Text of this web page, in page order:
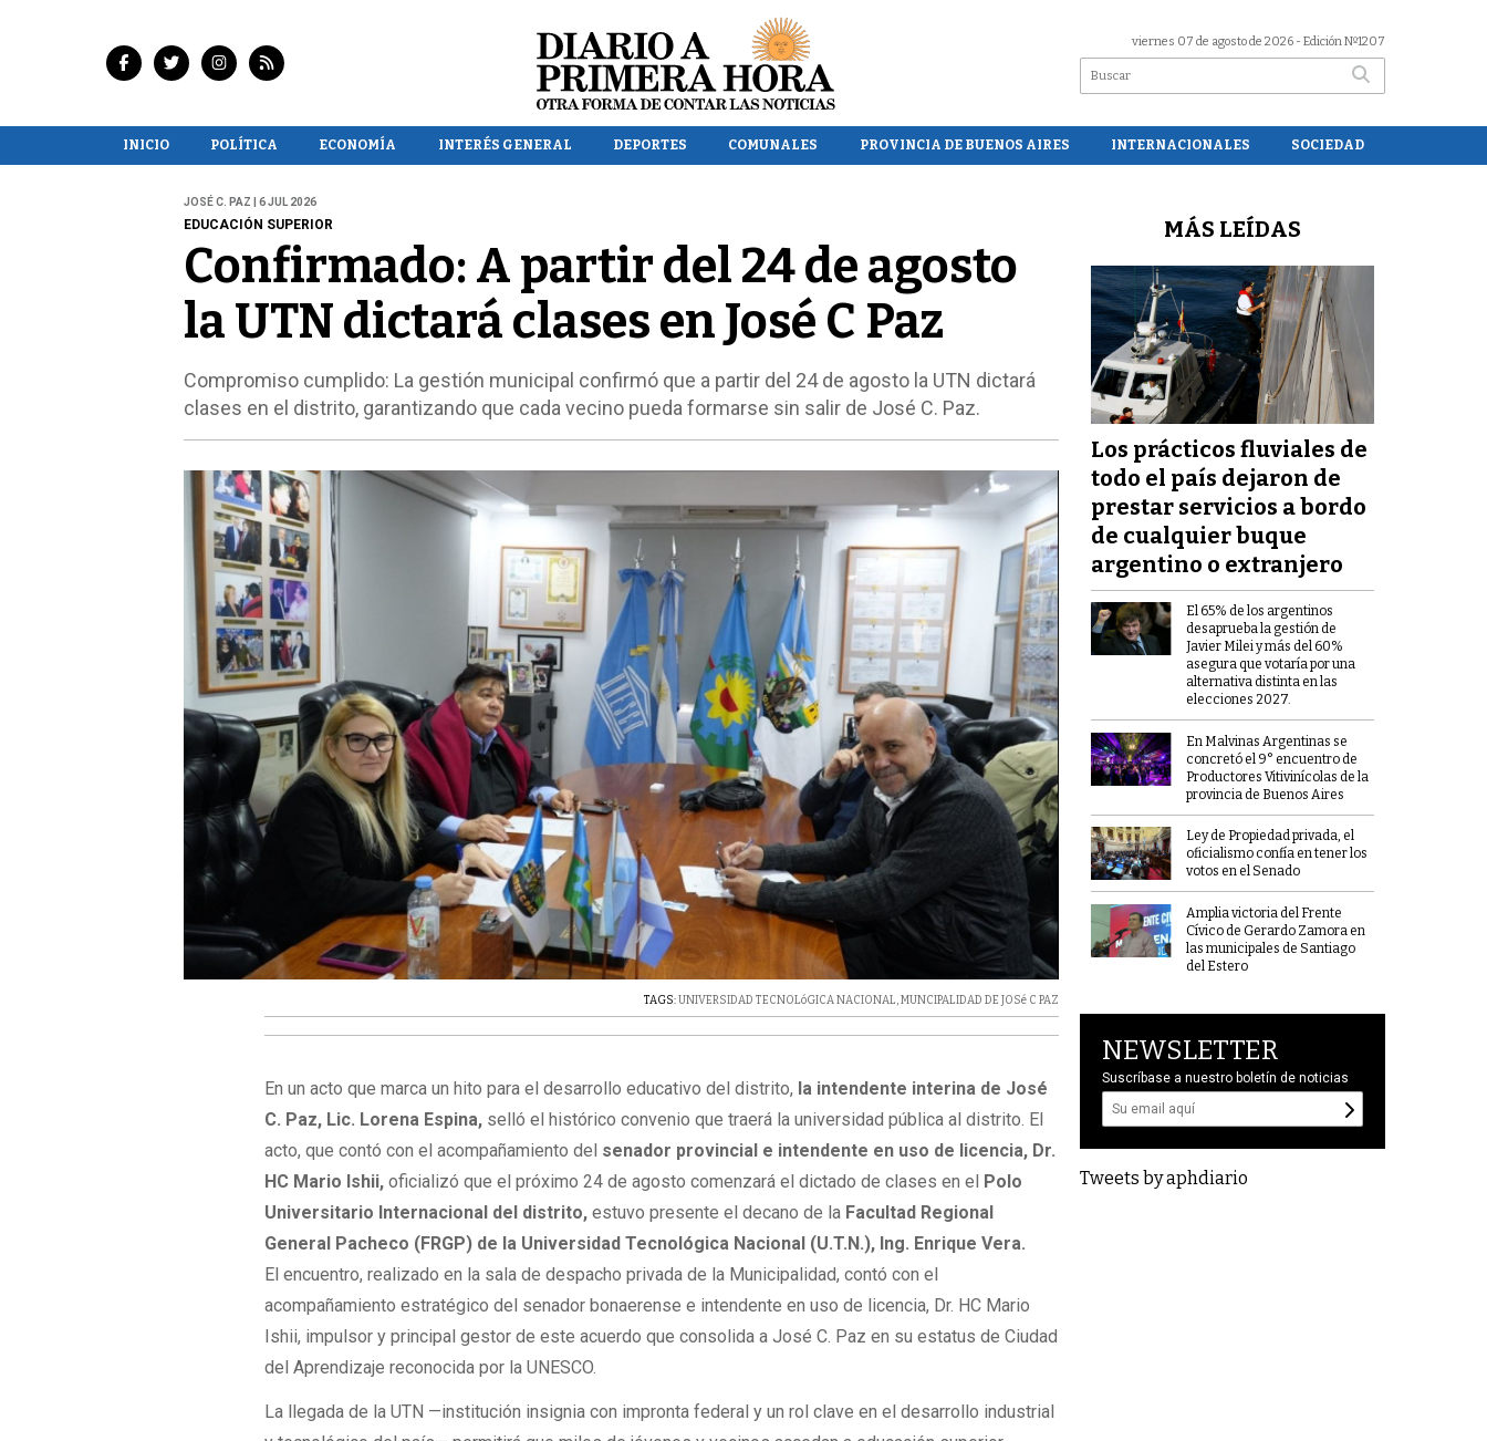
viernes 07 de agosto de 2026 - Edición Nº1207
INICIO POLÍTICA ECONOMÍA INTERÉS GENERAL DEPORTES COMUNALES PROVINCIA DE BUENOS AIRES INTERNACIONALES SOCIEDAD
JOSÉ C. PAZ | 6 JUL 2026
EDUCACIÓN SUPERIOR
Confirmado: A partir del 24 de agosto
la UTN dictará clases en José C Paz
Compromiso cumplido: La gestión municipal confirmó que a partir del 24 de agosto la UTN dictará
clases en el distrito, garantizando que cada vecino pueda formarse sin salir de José C. Paz.
TAGS: UNIVERSIDAD TECNOLóGICA NACIONAL,MUNCIPALIDAD DE JOSé C PAZ
En un acto que marca un hito para el desarrollo educativo del distrito, la intendente interina de José
C. Paz, Lic. Lorena Espina, selló el histórico convenio que traerá la universidad pública al distrito. El
acto, que contó con el acompañamiento del senador provincial e intendente en uso de licencia, Dr.
HC Mario Ishii, oficializó que el próximo 24 de agosto comenzará el dictado de clases en el
Polo
Universitario Internacional del distrito, estuvo presente el decano de la Facultad Regional
General Pacheco (FRGP) de la Universidad Tecnológica Nacional (U.T.N.), Ing. Enrique Vera.
El encuentro, realizado en la sala de despacho privada de la Municipalidad, contó con el
acompañamiento estratégico del senador bonaerense e intendente en uso de licencia, Dr. HC Mario
Ishii, impulsor y principal gestor de este acuerdo que consolida a José C. Paz en su estatus de Ciudad
del Aprendizaje reconocida por la UNESCO.
La llegada de la UTN —institución insignia con impronta federal y un rol clave en el desarrollo industrial
MÁS LEÍDAS
Los prácticos fluviales de
todo el país dejaron de
prestar servicios a bordo
de cualquier buque
argentino o extranjero
El 65% de los argentinos
desaprueba la gestión de
Javier Milei y más del 60%
asegura que votaría por una
alternativa distinta en las
elecciones 2027.
En Malvinas Argentinas se
concretó el 9° encuentro de
Productores Vitivinícolas de la
provincia de Buenos Aires
Ley de Propiedad privada, el
oficialismo confía en tener los
votos en el Senado
Amplia victoria del Frente
Cívico de Gerardo Zamora en
las municipales de Santiago
del Estero
NEWSLETTER
Suscríbase a nuestro boletín de noticias
Tweets by aphdiario